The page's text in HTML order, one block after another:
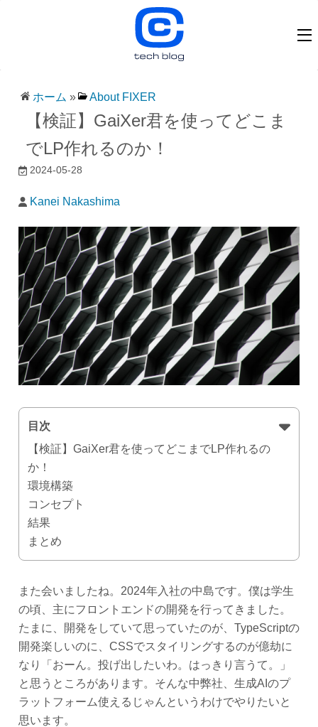
ホーム » About FIXER
【検証】GaiXer君を使ってどこま
でLP作れるのか！
2024-05-28
Kanei Nakashima
目次
【検証】GaiXer君を使ってどこまでLP作れるの
か！
環境構築
コンセプト
結果
まとめ
また会いましたね。2024年入社の中島です。僕は学生
の頃、主にフロントエンドの開発を行ってきました。
たまに、開発をしていて思っていたのが、TypeScriptの
開発楽しいのに、CSSでスタイリングするのが億劫に
なり「おーん。投げ出したいわ。はっきり言うて。」
と思うところがあります。そんな中弊社、生成AIのプ
ラットフォーム使えるじゃんというわけでやりたいと
思います。